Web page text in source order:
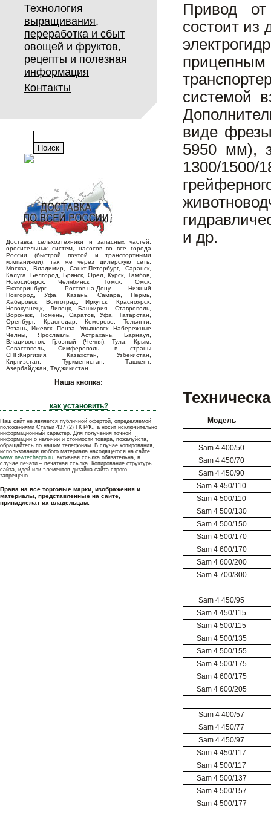
Технология
выращивания,
переработка и сбыт
овощей и фруктов,
рецепты и полезная
информация
Контакты
Доставка сельхозтехники и запасных частей,
оросительных систем, насосов во все города
России (быстрой почтой и транспортными
компаниями), так же через дилерскую сеть:
Москва, Владимир, Санкт-Петербург, Саранск,
Калуга, Белгород, Брянск, Орел, Курск, Тамбов,
Новосибирск, Челябинск, Томск, Омск,
Екатеринбург, Ростов-на-Дону, Нижний
Новгород, Уфа, Казань, Самара, Пермь,
Хабаровск, Волгоград, Иркутск, Красноярск,
Новокузнецк, Липецк, Башкирия, Ставрополь,
Воронеж, Тюмень, Саратов, Уфа, Татарстан,
Оренбург, Краснодар, Кемерово, Тольятти,
Рязань, Ижевск, Пенза, Ульяновск, Набережные
Челны, Ярославль, Астрахань, Барнаул,
Владивосток, Грозный (Чечня), Тула, Крым,
Севастополь, Симферополь, в страны
СНГ:Киргизия, Казахстан, Узбекистан,
Киргизстан, Туркменистан, Ташкент,
Азербайджан, Таджикистан.
Наша кнопка:
как установить?
Наш сайт не является публичной офертой, определяемой
положениями Статьи 437 (2) ГК РФ., а носит исключительно
информационный характер. Для получения точной
информации о наличии и стоимости товара, пожалуйста,
обращайтесь по нашим телефонам. В случае копирования,
использования любого материала находящегося на сайте
www.newtechagro.ru, активная ссылка обязательна, в
случае печати – печатная ссылка. Копирование структуры
сайта, идей или элементов дизайна сайта строго
запрещено.
Права на все торговые марки, изображения и
материалы, представленные на сайте,
принадлежат их владельцам.
Привод
состоит из
прицепным
системой
виде
5950 мм),
1300/
и др.
Модель
Sam 4 400/50
Sam 4 450/70
Sam 4 450/90
Sam 4 450/110
Sam 4 500/110
Sam 4 500/130
Sam 4 500/150
Sam 4 500/170
Sam 4 600/170
Sam 4 600/200
Sam 4 700/300
Sam 4 450/95
Sam 4 450/115
Sam 4 500/115
Sam 4 500/135
Sam 4 500/155
Sam 4 500/175
Sam 4 600/175
Sam 4 600/205
Sam 4 400/57
Sam 4 450/77
Sam 4 450/97
Sam 4 450/117
Sam 4 500/117
Sam 4 500/137
Sam 4 500/157
Sam 4 500/177